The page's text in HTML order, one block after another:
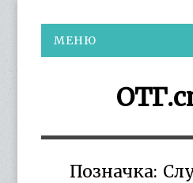
МЕНЮ
Позначка: